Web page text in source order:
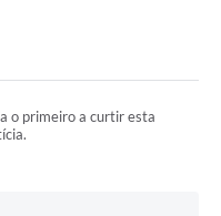
o primeiro a curtir esta